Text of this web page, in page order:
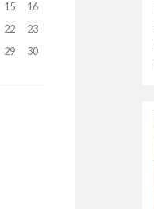
15
16
22
23
29
30